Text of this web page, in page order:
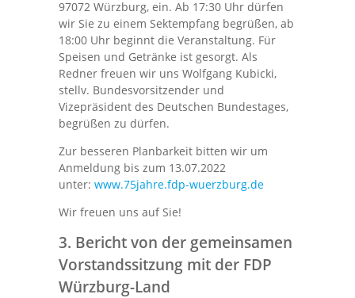
97072 Würzburg, ein. Ab 17:30 Uhr dürfen
wir Sie zu einem Sektempfang begrüßen, ab
18:00 Uhr beginnt die Veranstaltung. Für
Speisen und Getränke ist gesorgt. Als
Redner freuen wir uns Wolfgang Kubicki,
stellv. Bundesvorsitzender und
Vizepräsident des Deutschen Bundestages,
begrüßen zu dürfen.
Zur besseren Planbarkeit bitten wir um
Anmeldung bis zum 13.07.2022
unter: www.75jahre.fdp-wuerzburg.de
Wir freuen uns auf Sie!
3. Bericht von der gemeinsamen
Vorstandssitzung mit der FDP
Würzburg-Land